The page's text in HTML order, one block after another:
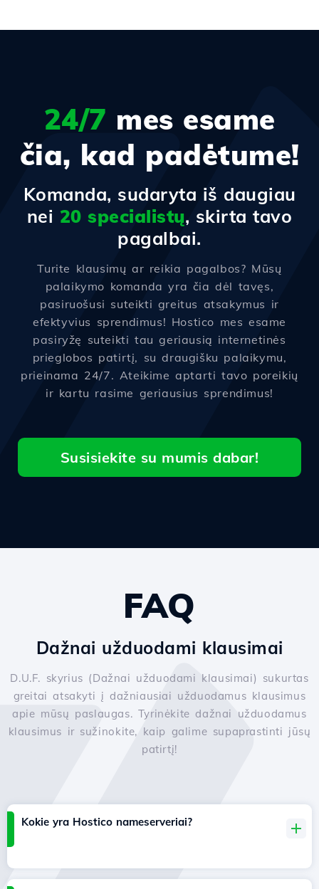
24/7 mes esame
čia, kad padėtume!
Komanda, sudaryta iš daugiau
nei 20 specialistų, skirta tavo
pagalbai.
Turite klausimų ar reikia pagalbos? Mūsų
palaikymo komanda yra čia dėl tavęs,
pasiruošusi suteikti greitus atsakymus ir
efektyvius sprendimus! Hostico mes esame
pasiryžę suteikti tau geriausią internetinės
prieglobos patirtį, su draugišku palaikymu,
prieinama 24/7. Ateikime aptarti tavo poreikių
ir kartu rasime geriausius sprendimus!
Susisiekite su mumis dabar!
FAQ
Dažnai užduodami klausimai
D.U.F. skyrius (Dažnai užduodami klausimai) sukurtas
greitai atsakyti į dažniausiai užduodamus klausimus
apie mūsų paslaugas. Tyrinėkite dažnai užduodamus
klausimus ir sužinokite, kaip galime supaprastinti jūsų
patirtį!
Kokie yra Hostico nameserveriai?